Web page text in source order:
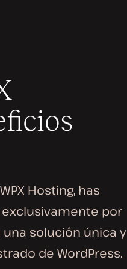
Hosting, has
por
una solución única y
de WordPress.